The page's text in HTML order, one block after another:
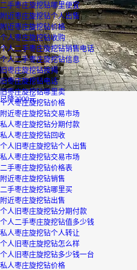
已降2000元
二手枣庄旋挖钻哪里便宜
附近枣庄旋挖钻个人出售
附近枣庄旋挖钻价格
个人枣庄旋挖钻收购
个人二手枣庄旋挖钻销售电话
个人二手枣庄旋挖钻信息
旧枣庄旋挖钻按揭
旧枣庄旋挖钻电话
旧枣庄旋挖钻哪里卖
个人枣庄旋挖钻价格
附近枣庄旋挖钻交易市场
私人枣庄旋挖钻分期付款
私人枣庄旋挖钻回收
个人旧枣庄旋挖钻个人出售
私人枣庄旋挖钻交易市场
二手枣庄旋挖钻价格表
附近枣庄旋挖钻销售
二手枣庄旋挖钻哪里买
附近枣庄旋挖钻出售
个人旧枣庄旋挖钻分期付款
个人二手枣庄旋挖钻值多少钱
私人枣庄旋挖钻个人转让
个人旧枣庄旋挖钻怎么样
个人旧枣庄旋挖钻多少钱一台
私人枣庄旋挖钻价格